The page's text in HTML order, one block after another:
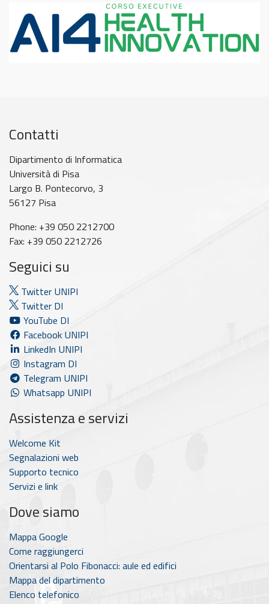
Contatti
Dipartimento di Informatica
Università di Pisa
Largo B. Pontecorvo, 3
56127 Pisa
Phone: +39 050 2212700
Fax: +39 050 2212726
Seguici su
Twitter UNIPI
Twitter DI
YouTube DI
Facebook UNIPI
LinkedIn UNIPI
Instagram DI
Telegram UNIPI
Whatsapp UNIPI
Assistenza e servizi
Welcome Kit
Segnalazioni web
Supporto tecnico
Servizi e link
Dove siamo
Mappa Google
Come raggiungerci
Orientarsi al Polo Fibonacci: aule ed edifici
Mappa del dipartimento
Elenco telefonico